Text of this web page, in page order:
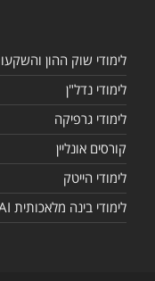
לימודי שוק ההון
לימודי נדל"ן
לימודי גרפיקה
קורסים אונליין
לימודי הייטק
לימודי בינה מלאכותית AI